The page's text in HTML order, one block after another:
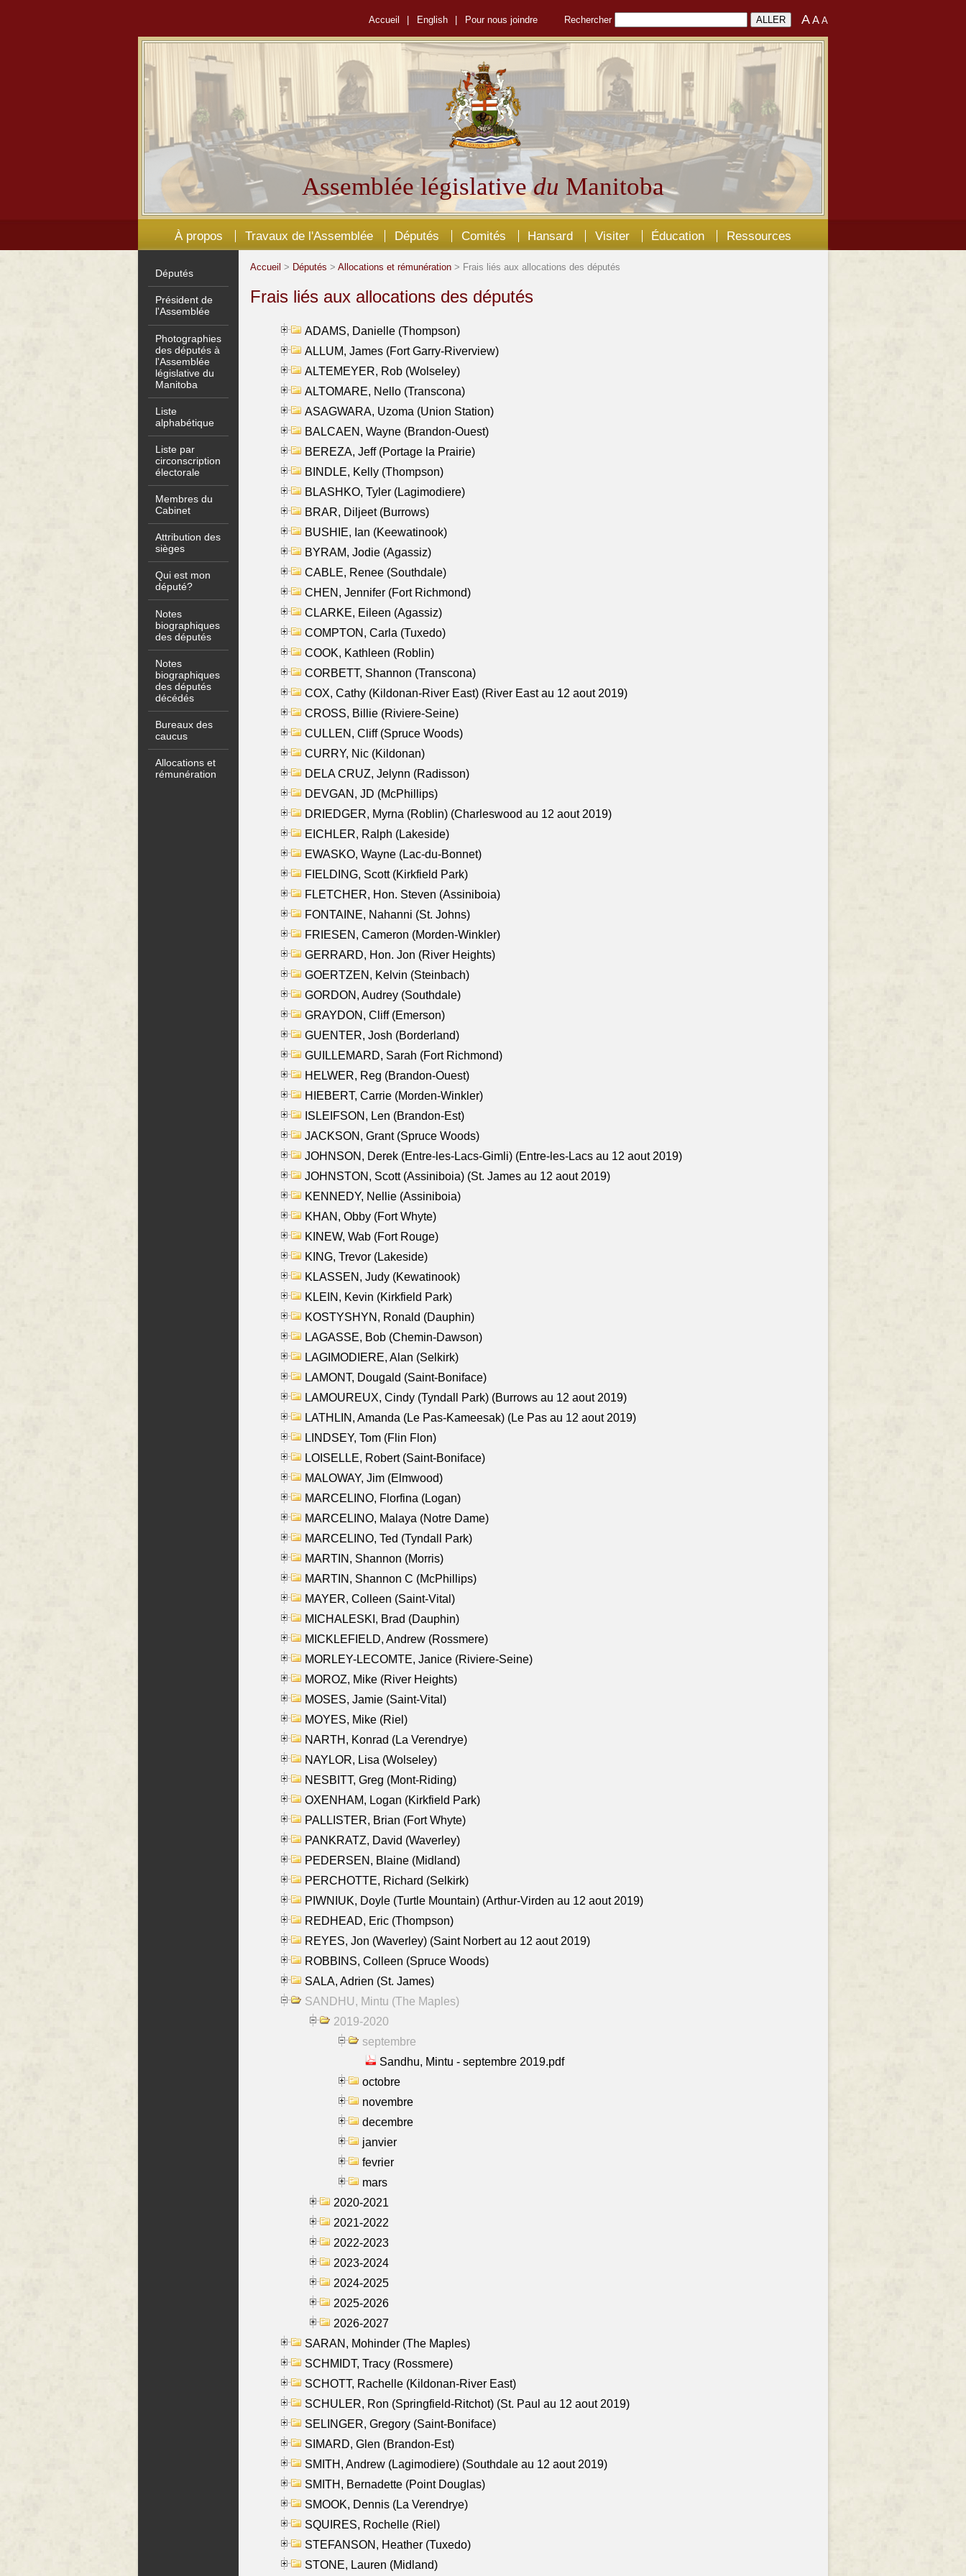
Accueil English Pour nous joindre Rechercher AA A
Assemblée législativedu Manitoba
À propos Travaux de l'Assemblée Députés Comités Hansard Visiter Éducation Ressources
Députés
Président de
l'Assemblée
Photographies
des députés à
l'Assemblée
législative du
Manitoba
Liste
alphabétique
Liste par
circonscription
électorale
Membres du
Cabinet
Attribution des
sièges
Qui est mon
député?
Notes
biographiques
des députés
Notes
biographiques
des députés
décédés
Bureaux des
caucus
Allocations et
rémunération
Accueil > Députés > Allocations et rémunération > Frais liés aux allocations des députés
Frais liés aux allocations des députés
ADAMS, Danielle (Thompson)
ALLUM, James (Fort Garry-Riverview)
ALTEMEYER, Rob (Wolseley)
ALTOMARE, Nello (Transcona)
ASAGWARA, Uzoma (Union Station)
BALCAEN, Wayne (Brandon-Ouest)
BEREZA, Jeff (Portage la Prairie)
BINDLE, Kelly (Thompson)
BLASHKO, Tyler (Lagimodiere)
BRAR, Diljeet (Burrows)
BUSHIE, Ian (Keewatinook)
BYRAM, Jodie (Agassiz)
CABLE, Renee (Southdale)
CHEN, Jennifer (Fort Richmond)
CLARKE, Eileen (Agassiz)
COMPTON, Carla (Tuxedo)
COOK, Kathleen (Roblin)
CORBETT, Shannon (Transcona)
COX, Cathy (Kildonan-River East) (River East au 12 aout 2019)
CROSS, Billie (Riviere-Seine)
CULLEN, Cliff (Spruce Woods)
CURRY, Nic (Kildonan)
DELA CRUZ, Jelynn (Radisson)
DEVGAN, JD (McPhillips)
DRIEDGER, Myrna (Roblin) (Charleswood au 12 aout 2019)
EICHLER, Ralph (Lakeside)
EWASKO, Wayne (Lac-du-Bonnet)
FIELDING, Scott (Kirkfield Park)
FLETCHER, Hon. Steven (Assiniboia)
FONTAINE, Nahanni (St. Johns)
FRIESEN, Cameron (Morden-Winkler)
GERRARD, Hon. Jon (River Heights)
GOERTZEN, Kelvin (Steinbach)
GORDON, Audrey (Southdale)
GRAYDON, Cliff (Emerson)
GUENTER, Josh (Borderland)
GUILLEMARD, Sarah (Fort Richmond)
HELWER, Reg (Brandon-Ouest)
HIEBERT, Carrie (Morden-Winkler)
ISLEIFSON, Len (Brandon-Est)
JACKSON, Grant (Spruce Woods)
JOHNSON, Derek (Entre-les-Lacs-Gimli) (Entre-les-Lacs au 12 aout 2019)
JOHNSTON, Scott (Assiniboia) (St. James au 12 aout 2019)
KENNEDY, Nellie (Assiniboia)
KHAN, Obby (Fort Whyte)
KINEW, Wab (Fort Rouge)
KING, Trevor (Lakeside)
KLASSEN, Judy (Kewatinook)
KLEIN, Kevin (Kirkfield Park)
KOSTYSHYN, Ronald (Dauphin)
LAGASSE, Bob (Chemin-Dawson)
LAGIMODIERE, Alan (Selkirk)
LAMONT, Dougald (Saint-Boniface)
LAMOUREUX, Cindy (Tyndall Park) (Burrows au 12 aout 2019)
LATHLIN, Amanda (Le Pas-Kameesak) (Le Pas au 12 aout 2019)
LINDSEY, Tom (Flin Flon)
LOISELLE, Robert (Saint-Boniface)
MALOWAY, Jim (Elmwood)
MARCELINO, Florfina (Logan)
MARCELINO, Malaya (Notre Dame)
MARCELINO, Ted (Tyndall Park)
MARTIN, Shannon (Morris)
MARTIN, Shannon C (McPhillips)
MAYER, Colleen (Saint-Vital)
MICHALESKI, Brad (Dauphin)
MICKLEFIELD, Andrew (Rossmere)
MORLEY-LECOMTE, Janice (Riviere-Seine)
MOROZ, Mike (River Heights)
MOSES, Jamie (Saint-Vital)
MOYES, Mike (Riel)
NARTH, Konrad (La Verendrye)
NAYLOR, Lisa (Wolseley)
NESBITT, Greg (Mont-Riding)
OXENHAM, Logan (Kirkfield Park)
PALLISTER, Brian (Fort Whyte)
PANKRATZ, David (Waverley)
PEDERSEN, Blaine (Midland)
PERCHOTTE, Richard (Selkirk)
PIWNIUK, Doyle (Turtle Mountain) (Arthur-Virden au 12 aout 2019)
REDHEAD, Eric (Thompson)
REYES, Jon (Waverley) (Saint Norbert au 12 aout 2019)
ROBBINS, Colleen (Spruce Woods)
SALA, Adrien (St. James)
SANDHU, Mintu (The Maples)
2019-2020
septembre
Sandhu, Mintu - septembre 2019.pdf
octobre
novembre
decembre
janvier
fevrier
mars
2020-2021
2021-2022
2022-2023
2023-2024
2024-2025
2025-2026
2026-2027
SARAN, Mohinder (The Maples)
SCHMIDT, Tracy (Rossmere)
SCHOTT, Rachelle (Kildonan-River East)
SCHULER, Ron (Springfield-Ritchot) (St. Paul au 12 aout 2019)
SELINGER, Gregory (Saint-Boniface)
SIMARD, Glen (Brandon-Est)
SMITH, Andrew (Lagimodiere) (Southdale au 12 aout 2019)
SMITH, Bernadette (Point Douglas)
SMOOK, Dennis (La Verendrye)
SQUIRES, Rochelle (Riel)
STEFANSON, Heather (Tuxedo)
STONE, Lauren (Midland)